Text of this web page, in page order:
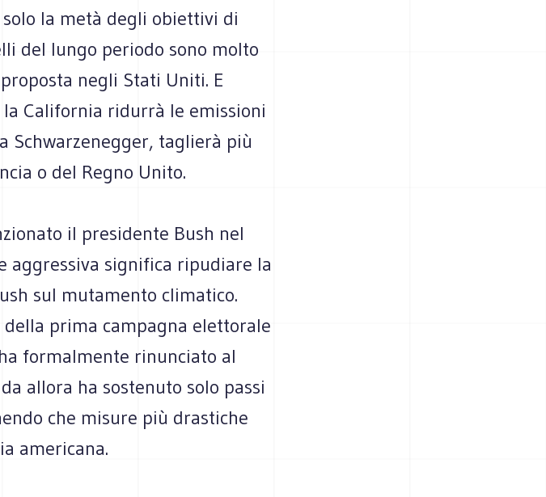
la metà degli obiettivi di
del lungo periodo sono molto
negli Stati Uniti. E
California ridurrà le emissioni
Schwarzenegger, taglierà più
o del Regno Unito.
il presidente Bush nel
aggressiva significa ripudiare la
sul mutamento climatico.
prima campagna elettorale
formalmente rinunciato al
allora ha sostenuto solo passi
che misure più drastiche
americana.